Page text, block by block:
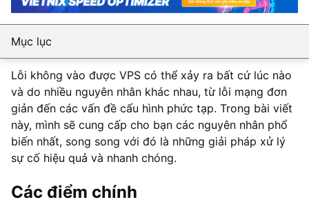
Mục lục
Lỗi không vào được VPS có thể xảy ra bất cứ lúc nào
và do nhiều nguyên nhân khác nhau, từ lỗi mạng đơn
giản đến các vấn đề cấu hình phức tạp. Trong bài viết
này, mình sẽ cung cấp cho bạn các nguyên nhân phổ
biến nhất, song song với đó là những giải pháp xử lý
sự cố hiệu quả và nhanh chóng.
Các điểm chính